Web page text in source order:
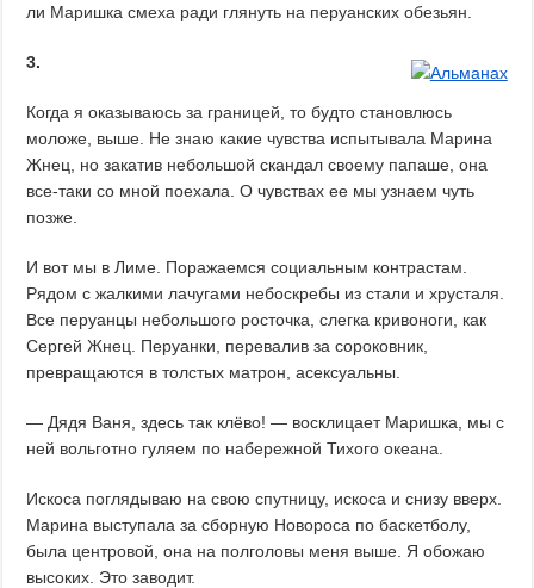
ли Маришка смеха ради глянуть на перуанских обезьян.
3.
Когда я оказываюсь за границей, то будто становлюсь
моложе, выше. Не знаю какие чувства испытывала Марина
Жнец, но закатив небольшой скандал своему папаше, она
все-таки со мной поехала. О чувствах ее мы узнаем чуть
позже.
И вот мы в Лиме. Поражаемся социальным контрастам.
Рядом с жалкими лачугами небоскребы из стали и хрусталя.
Все перуанцы небольшого росточка, слегка кривоноги, как
Сергей Жнец. Перуанки, перевалив за сороковник,
превращаются в толстых матрон, асексуальны.
— Дядя Ваня, здесь так клёво! — восклицает Маришка, мы с
ней вольготно гуляем по набережной Тихого океана.
Искоса поглядываю на свою спутницу, искоса и снизу вверх.
Марина выступала за сборную Новороса по баскетболу,
была центровой, она на полголовы меня выше. Я обожаю
высоких. Это заводит.